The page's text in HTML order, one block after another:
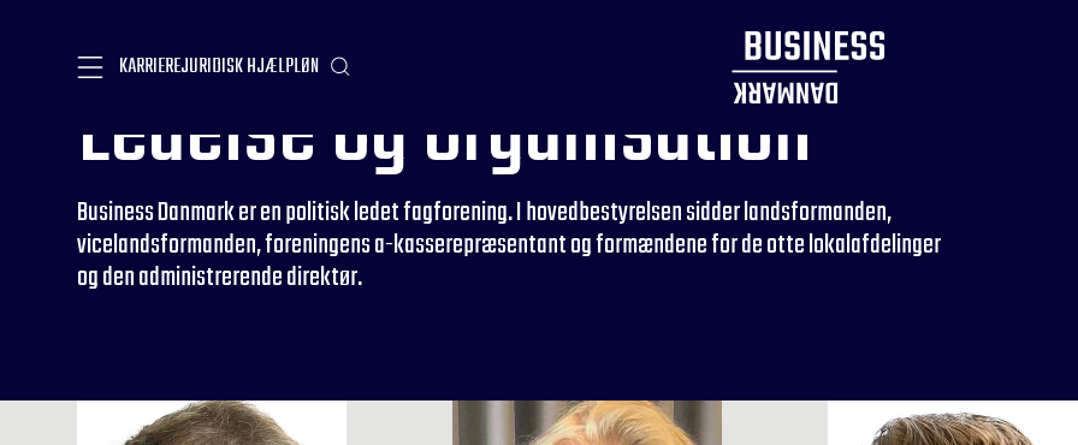
KARRIEREJURIDISK HJÆLPLØN
Ledelse og organisation
Business Danmark er en politisk ledet fagforening. I hovedbestyrelsen sidder landsformanden,
vicelandsformanden, foreningens a-kasserepræsentant og formændene for de otte lokalafdelinger
og den administrerende direktør.